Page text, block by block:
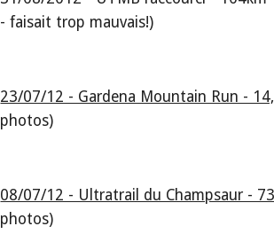
- faisait trop mauvais!)
23/07/12 - Gardena Mountain Run -
photos)
08/07/12 - Ultratrail du Champsaur -
photos)